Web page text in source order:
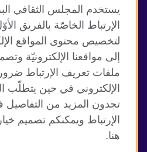
Instagram
TikTok
موقع المجلس الثقافي البريطاني
الخصوصية وشروط الاستخدام
ملفات تعريف الإرتباط
خريطة الموقع
يستخدم المجلس الثقافي
الإرتباط الخاصّة بالفريق
لتخصيص محتوى المواقع
إلى مواقعنا الإلكترونيّة
ملفات تعريف الإرتباط
الإلكتروني في حين يتطلّب
تجدون المزيد من
الإرتباط ويمكنكم تصميم
هنا.